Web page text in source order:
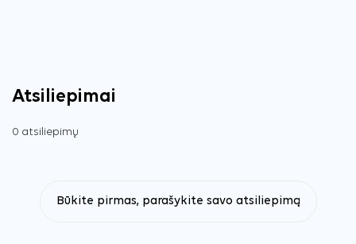
Atsiliepimai
0 atsiliepimų
Būkite pirmas, parašykite savo atsiliepimą